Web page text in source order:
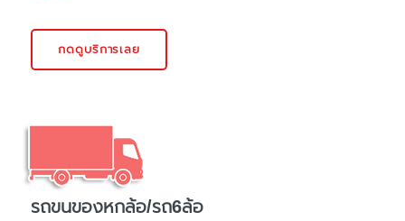
กดดูบริการเลย
รถขนของหกล้อ/รถ6ล้อ